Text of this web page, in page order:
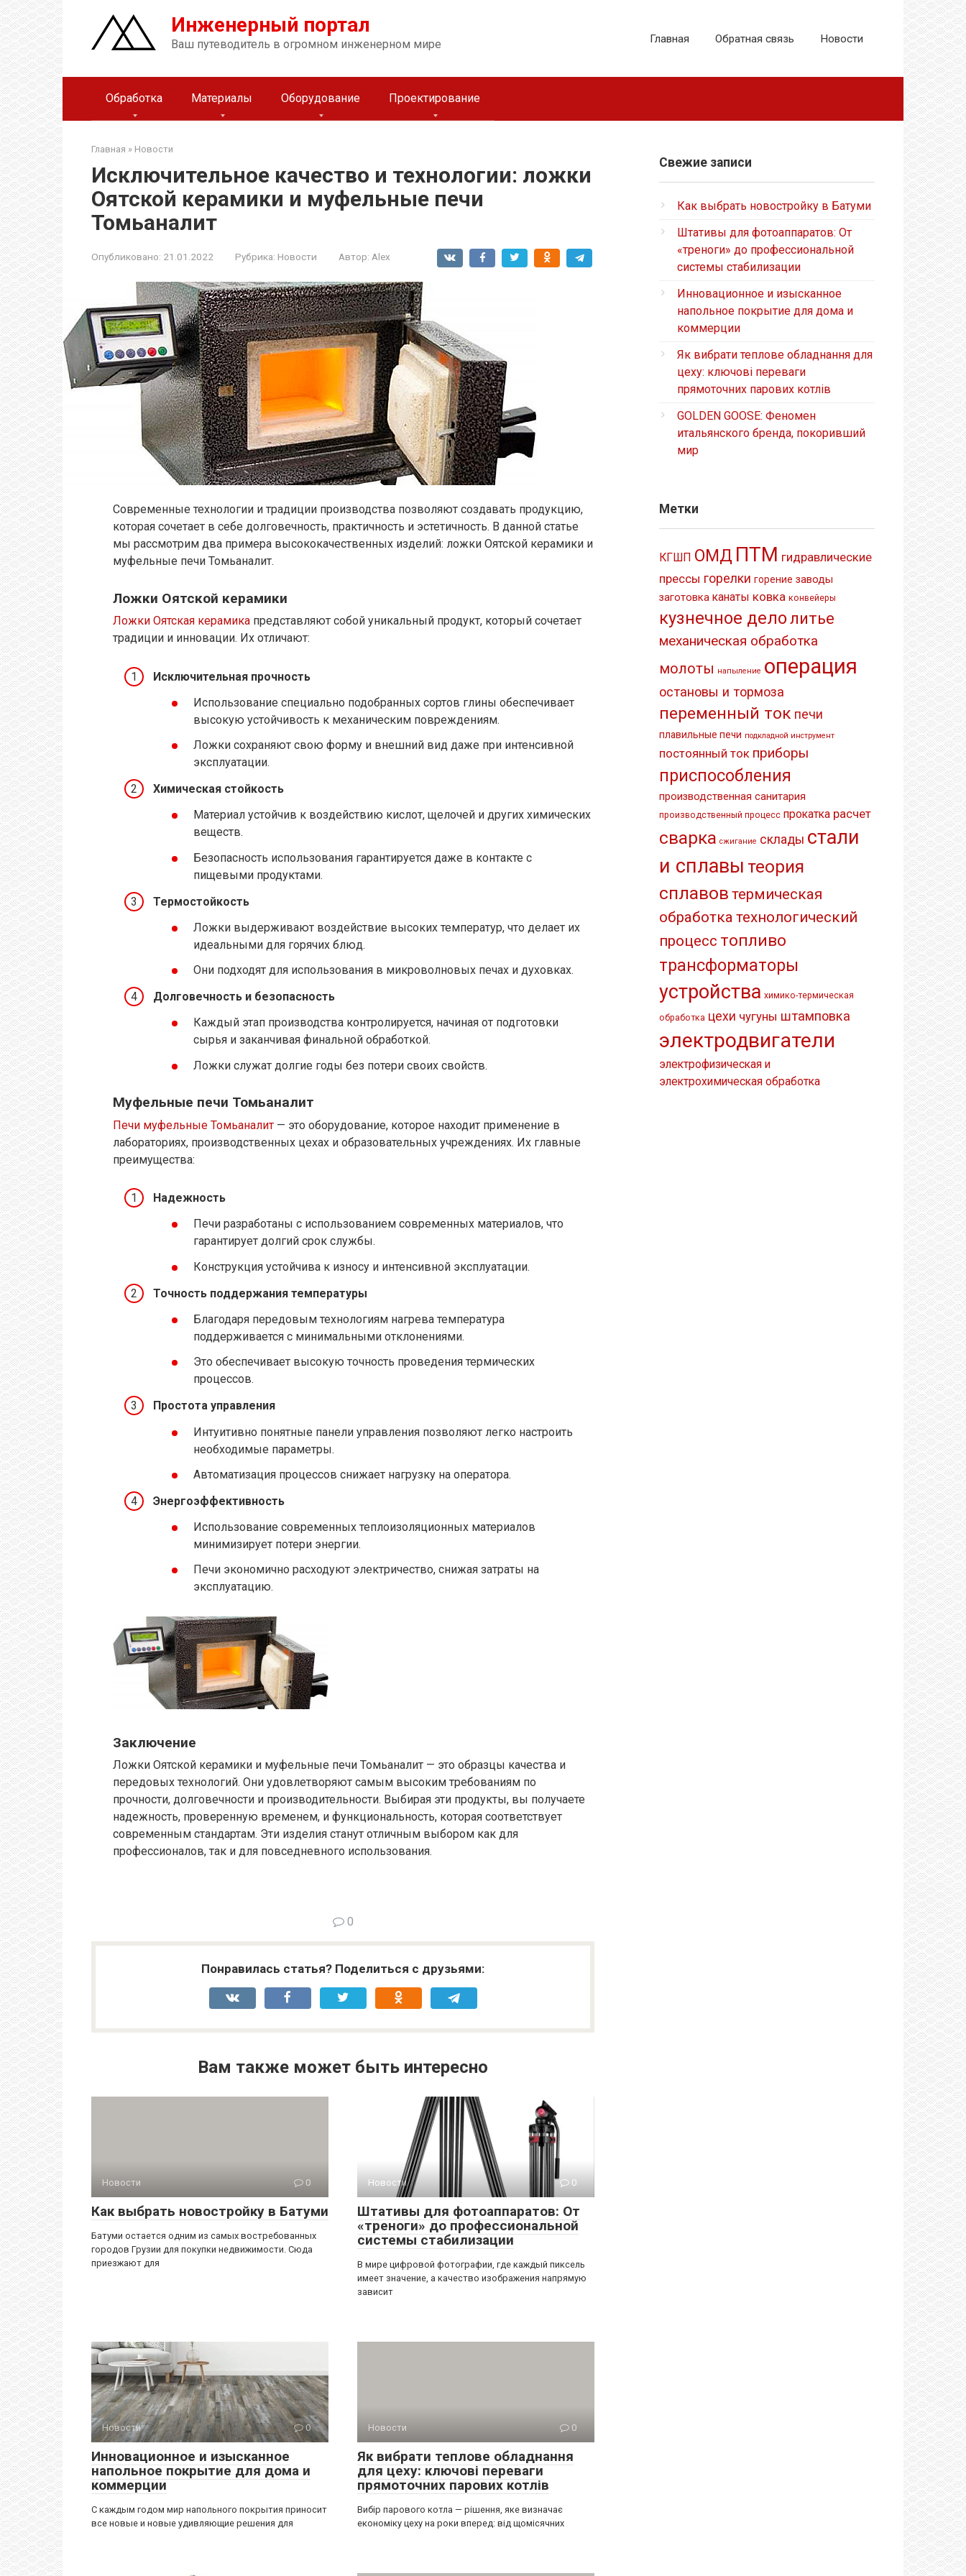
Перейти
к
контенту
Инженерный портал
Ваш путеводитель в огромном инженерном мире Главная Обратная связь Новости
Обработка Материалы Оборудование Проектирование
Главная » Новости
Исключительное качество и технологии: ложки
Оятской керамики и муфельные печи
Томьаналит
Опубликовано: 21.01.2022 Рубрика: Новости Автор: Alex
Современные технологии и традиции производства позволяют создавать продукцию,
которая сочетает в себе долговечность, практичность и эстетичность. В данной статье
мы рассмотрим два примера высококачественных изделий: ложки Оятской керамики и
муфельные печи Томьаналит.
Ложки Оятской керамики
Ложки Оятская керамика представляют собой уникальный продукт, который сочетает
традиции и инновации. Их отличают:
Исключительная прочность
Использование специально подобранных сортов глины обеспечивает
высокую устойчивость к механическим повреждениям.
Ложки сохраняют свою форму и внешний вид даже при интенсивной
эксплуатации.
Химическая стойкость
Материал устойчив к воздействию кислот, щелочей и других химических
веществ.
Безопасность использования гарантируется даже в контакте с
пищевыми продуктами.
Термостойкость
Ложки выдерживают воздействие высоких температур, что делает их
идеальными для горячих блюд.
Они подходят для использования в микроволновых печах и духовках.
Долговечность и безопасность
Каждый этап производства контролируется, начиная от подготовки
сырья и заканчивая финальной обработкой.
Ложки служат долгие годы без потери своих свойств.
Муфельные печи Томьаналит
Печи муфельные Томьаналит — это оборудование, которое находит применение в
лабораториях, производственных цехах и образовательных учреждениях. Их главные
преимущества:
Надежность
Печи разработаны с использованием современных материалов, что
гарантирует долгий срок службы.
Конструкция устойчива к износу и интенсивной эксплуатации.
Точность поддержания температуры
Благодаря передовым технологиям нагрева температура
поддерживается с минимальными отклонениями.
Это обеспечивает высокую точность проведения термических
процессов.
Простота управления
Интуитивно понятные панели управления позволяют легко настроить
необходимые параметры.
Автоматизация процессов снижает нагрузку на оператора.
Энергоэффективность
Использование современных теплоизоляционных материалов
минимизирует потери энергии.
Печи экономично расходуют электричество, снижая затраты на
эксплуатацию.
Заключение
Ложки Оятской керамики и муфельные печи Томьаналит — это образцы качества и
передовых технологий. Они удовлетворяют самым высоким требованиям по
прочности, долговечности и производительности. Выбирая эти продукты, вы получаете
надежность, проверенную временем, и функциональность, которая соответствует
современным стандартам. Эти изделия станут отличным выбором как для
профессионалов, так и для повседневного использования.
0
Понравилась статья? Поделиться с друзьями:
Вам также может быть интересно
Новости 0
Как выбрать новостройку в Батуми
Батуми остается одним из самых востребованных
городов Грузии для покупки недвижимости. Сюда
приезжают для
Новости 0
Штативы для фотоаппаратов: От
«треноги» до профессиональной
системы стабилизации
В мире цифровой фотографии, где каждый пиксель
имеет значение, а качество изображения напрямую
зависит
Новости 0
Инновационное и изысканное
напольное покрытие для дома и
коммерции
С каждым годом мир напольного покрытия приносит
все новые и новые удивляющие решения для
Новости 0
Як вибрати теплове обладнання
для цеху: ключові переваги
прямоточних парових котлів
Вибір парового котла — рішення, яке визначає
економіку цеху на роки вперед: від щомісячних
Свежие записи
Как выбрать новостройку в Батуми
Штативы для фотоаппаратов: От
«треноги» до профессиональной
системы стабилизации
Инновационное и изысканное
напольное покрытие для дома и
коммерции
Як вибрати теплове обладнання для
цеху: ключові переваги
прямоточних парових котлів
GOLDEN GOOSE: Феномен
итальянского бренда, покоривший
мир
Метки
КГШП ОМД ПТМ гидравлические
прессы горелки горение заводы
заготовка канаты ковка конвейеры
кузнечное делолитье
механическая обработка
молоты напыление операция
остановы и тормоза
переменный ток печи
плавильные печи подкладной инструмент
постоянный ток приборы
приспособления
производственная санитария
производственный процесс прокатка расчет
сварка сжигание склады стали
и сплавы теория
сплавов термическая
обработка технологический
процесс топливо
трансформаторы
устройства химико-термическая
обработка цехи чугуны штамповка
электродвигатели
электрофизическая и
электрохимическая обработка